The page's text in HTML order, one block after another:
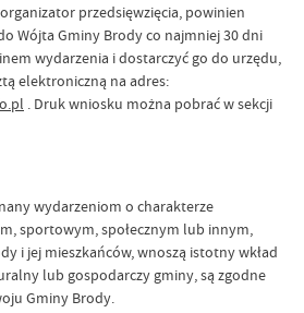
przedsięwzięcia, powinien
Wójta Gminy Brody co najmniej 30 dni
wydarzenia i dostarczyć go do urzędu,
elektroniczną na adres:
. Druk wniosku można pobrać w sekcji
wydarzeniom o charakterze
sportowym, społecznym lub innym,
i jej mieszkańców, wnoszą istotny wkład
lub gospodarczy gminy, są zgodne
Gminy Brody.